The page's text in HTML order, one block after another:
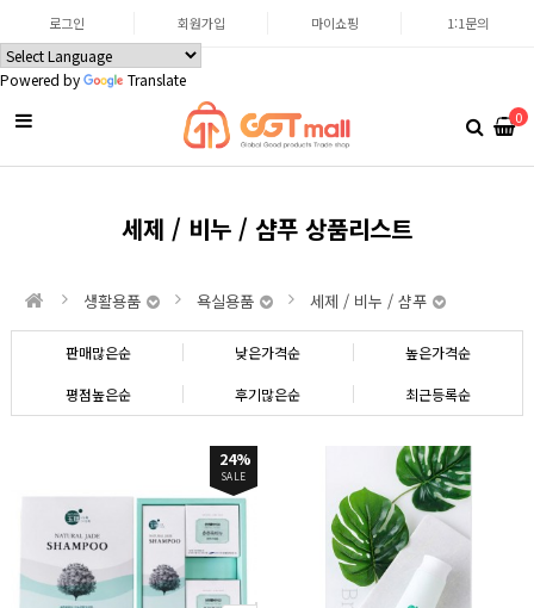
Powered by Translate
로그인 회원가입 마이쇼핑 1:1문의
0
세제 / 비누 / 샴푸 상품리스트
생활용품 욕실용품 세제 / 비누 / 샴푸
판매많은순 낮은가격순 높은가격순
평점높은순 후기많은순 최근등록순
24%
SALE